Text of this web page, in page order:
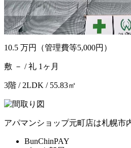
10.5 万円 （管理費等5,000円）
敷 － / 礼 1ヶ月
3階 / 2LDK / 55.83㎡
アパマンショップ元町店は札幌市
BunChinPAY